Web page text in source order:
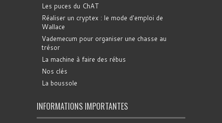
Les puces du ChAT
Réaliser un cryptex : le mode d'emploi de
Wallace
Vademecum pour organiser une chasse au
trésor
La machine à faire des rébus
Nos clés
La boussole
INFORMATIONS IMPORTANTES